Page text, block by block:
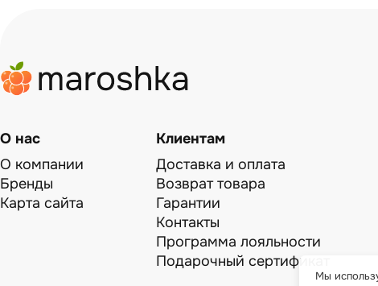
О нас
О компании
Бренды
Карта сайта
Клиентам
Доставка и оплата
Возврат товара
Гарантии
Контакты
Программа лояльности
Подарочный сертификат
Мы